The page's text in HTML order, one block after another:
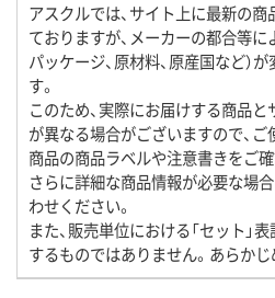
アスクルでは、サイト上に最新の
ておりますが、メーカーの都合等に
パッケージ、原材料、原産国など）
す。
このため、実際にお届けする商品
が異なる場合がございますので、
商品の商品ラベルや注意書きをご確
さらに詳細な商品情報が必要な場
わせください。
また、販売単位における「セット」
するものではありません。あらかじ